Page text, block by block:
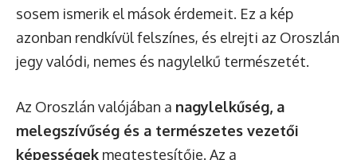
sosem ismerik el mások érdemeit. Ez a kép
azonban rendkívül felszínes, és elrejti az Oroszlán
jegy valódi, nemes és nagylelkű természetét.
Az Oroszlán valójában a nagylelkűség, a
melegszívűség és a természetes vezetői
képességek megtestesítője. Az a